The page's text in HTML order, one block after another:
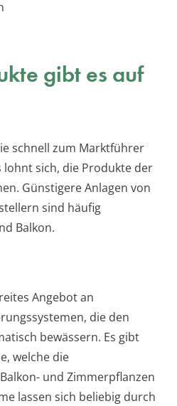
gibt es auf
schnell zum Marktführer
lohnt sich, die Produkte der
Günstigere Anlagen von
sind häufig
Balkon.
Angebot an
die den
bewässern. Es gibt
welche die
und Zimmerpflanzen
lassen sich beliebig durch